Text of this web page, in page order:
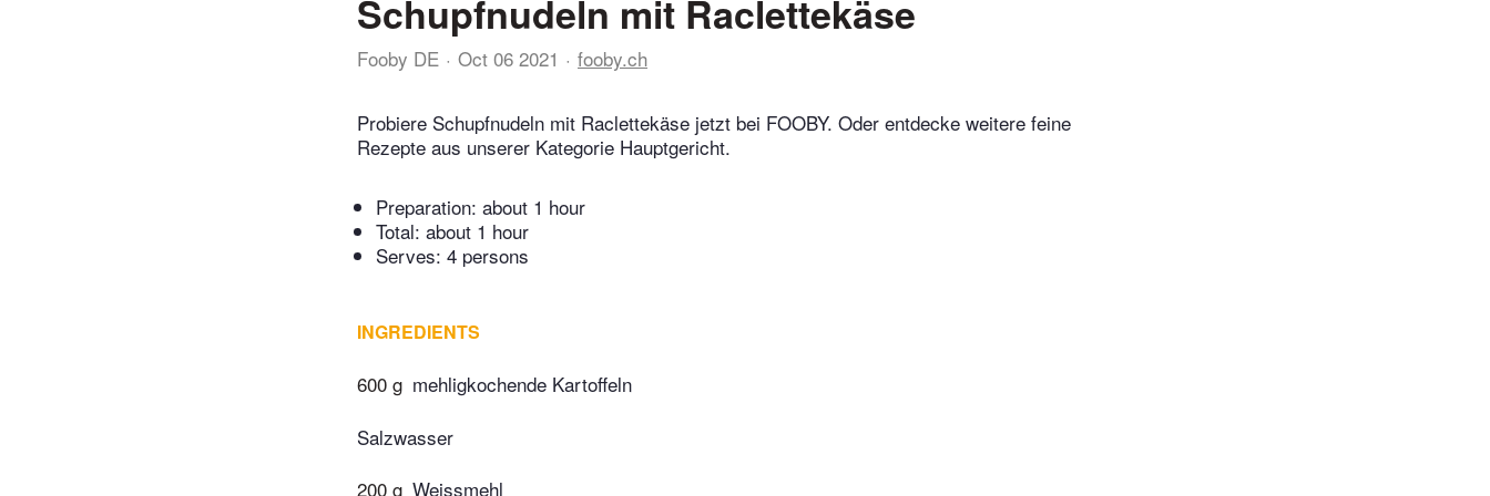
Schupfnudeln mit Raclettekäse
Fooby DE Oct 06 2021 fooby.ch
Probiere Schupfnudeln mit Raclettekäse jetzt bei FOOBY. Oder entdecke weitere feine
Rezepte aus unserer Kategorie Hauptgericht.
Preparation: about 1 hour
Total: about 1 hour
Serves: 4 persons
INGREDIENTS
600 g mehligkochende Kartoffeln
Salzwasser
200 g Weissmehl